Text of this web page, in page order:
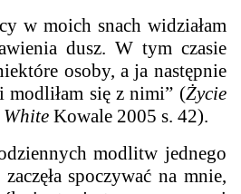
moich snach widziałam
dusz. W tym czasie
osoby, a ja następnie
modliłam się z nimi” (Życie
White Kowale 2005 s. 42).
modlitw jednego
spoczywać na mnie,